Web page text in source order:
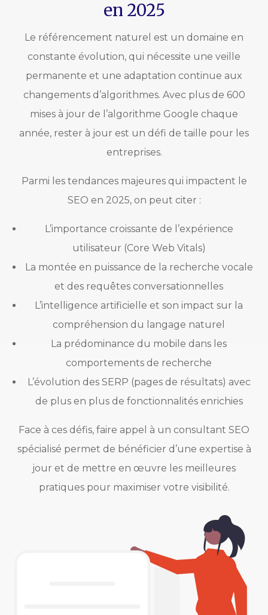
en 2025
Le référencement naturel est un domaine en
constante évolution, qui nécessite une veille
permanente et une adaptation continue aux
changements d’algorithmes. Avec plus de 600
mises à jour de l’algorithme Google chaque
année, rester à jour est un défi de taille pour les
entreprises.
Parmi les tendances majeures qui impactent le
SEO en 2025, on peut citer :
L’importance croissante de l’expérience
utilisateur (Core Web Vitals)
La montée en puissance de la recherche vocale
et des requêtes conversationnelles
L’intelligence artificielle et son impact sur la
compréhension du langage naturel
La prédominance du mobile dans les
comportements de recherche
L’évolution des SERP (pages de résultats) avec
de plus en plus de fonctionnalités enrichies
Face à ces défis, faire appel à un consultant SEO
spécialisé permet de bénéficier d’une expertise à
jour et de mettre en œuvre les meilleures
pratiques pour maximiser votre visibilité.